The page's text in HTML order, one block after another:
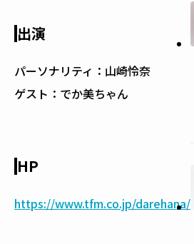
出演
パーソナリティ：山崎怜奈
ゲスト：でか美ちゃん
HP
https://www.tfm.co.jp/darehana/